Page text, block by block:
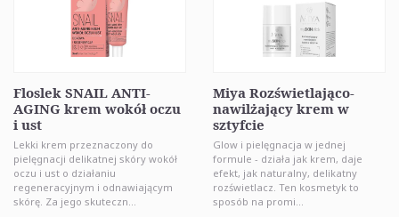
Floslek SNAIL ANTI-
AGING krem wokół oczu
i ust
Lekki krem przeznaczony do
pielęgnacji delikatnej skóry wokół
oczu i ust o działaniu
regeneracyjnym i odnawiającym
skórę. Za jego skuteczn...
Miya Rozświetlająco-
nawilżający krem w
sztyfcie
Glow i pielęgnacja w jednej
formule - działa jak krem, daje
efekt, jak naturalny, delikatny
rozświetlacz. Ten kosmetyk to
sposób na promi...